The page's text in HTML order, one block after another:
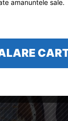
amanuntele sale.